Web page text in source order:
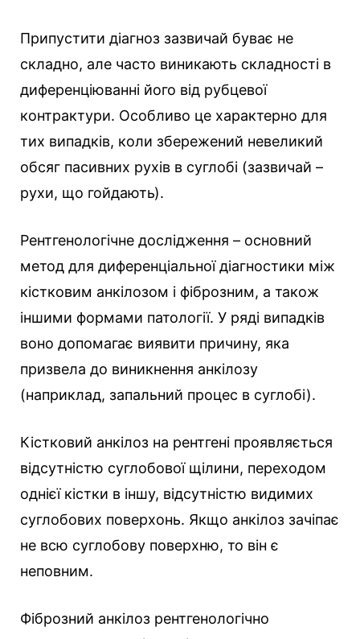
Припустити діагноз зазвичай буває не
складно, але часто виникають складності в
диференціюванні його від рубцевої
контрактури. Особливо це характерно для
тих випадків, коли збережений невеликий
обсяг пасивних рухів в суглобі (зазвичай –
рухи, що гойдають).
Рентгенологічне дослідження – основний
метод для диференціальної діагностики між
кістковим анкілозом і фіброзним, а також
іншими формами патології. У ряді випадків
воно допомагає виявити причину, яка
призвела до виникнення анкілозу
(наприклад, запальний процес в суглобі).
Кістковий анкілоз на рентгені проявляється
відсутністю суглобової щілини, переходом
однієї кістки в іншу, відсутністю видимих
суглобових поверхонь. Якщо анкілоз зачіпає
не всю суглобову поверхню, то він є
неповним.
Фіброзний анкілоз рентгенологічно